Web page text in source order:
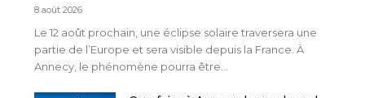
8 août 2026
Le 12 août prochain, une éclipse solaire traversera une
partie de l’Europe et sera visible depuis la France. À
Annecy, le phénomène pourra être...